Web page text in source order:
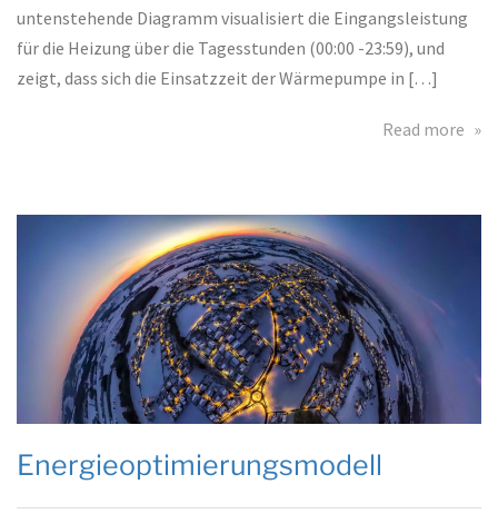
untenstehende Diagramm visualisiert die Eingangsleistung
für die Heizung über die Tagesstunden (00:00 -23:59), und
zeigt, dass sich die Einsatzzeit der Wärmepumpe in […]
Read more
Energieoptimierungsmodell